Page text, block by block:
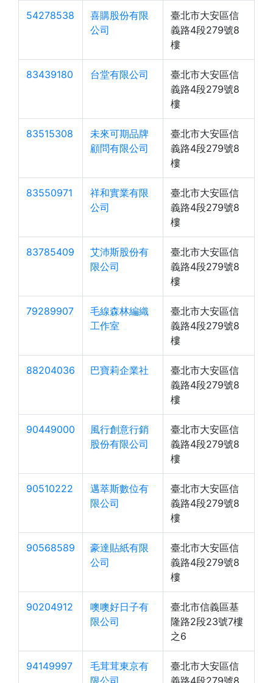
54278538
喜購股份有限
公司
臺北市大安區信
義路4段279號8
樓
83439180 台堂有限公司
臺北市大安區信
義路4段279號8
樓
83515308
未來可期品牌
顧問有限公司
臺北市大安區信
義路4段279號8
樓
83550971
祥和實業有限
公司
臺北市大安區信
義路4段279號8
樓
83785409
艾沛斯股份有
限公司
臺北市大安區信
義路4段279號8
樓
79289907
毛線森林編織
工作室
臺北市大安區信
義路4段279號8
樓
88204036 巴寶莉企業社
臺北市大安區信
義路4段279號8
樓
90449000
風行創意行銷
股份有限公司
臺北市大安區信
義路4段279號8
樓
90510222
邁萃斯數位有
限公司
臺北市大安區信
義路4段279號8
樓
90568589
豪達貼紙有限
公司
臺北市大安區信
義路4段279號8
樓
90204912
噢噢好日子有
限公司
臺北市信義區基
隆路2段23號7樓
之6
94149997
毛茸茸東京有
限公司
臺北市大安區信
義路4段279號8